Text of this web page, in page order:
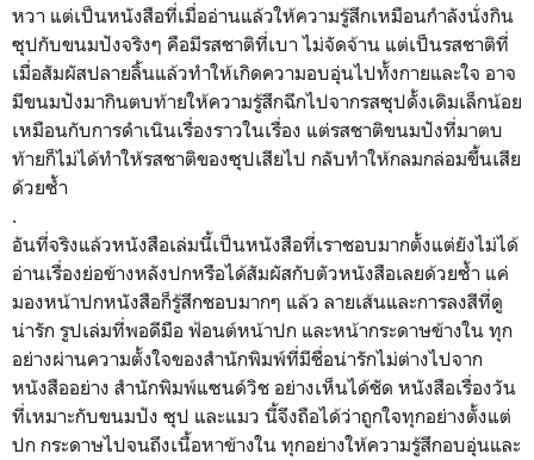
หวา แต่เป็นหนังสือที่เมื่ออ่านแล้วให้ความรู้สึกเหมือนกำลังนั่งกิน
ซุปกับขนมปังจริงๆ คือมีรสชาติที่เบา ไม่จัดจ้าน แต่เป็นรสชาติที่
เมื่อสัมผัสปลายลิ้นแล้วทำให้เกิดความอบอุ่นไปทั้งกายและใจ อาจ
มีขนมปังมากินตบท้ายให้ความรู้สึกฉีกไปจากรสซุปดั้งเดิมเล็กน้อย
เหมือนกับการดำเนินเรื่องราวในเรื่อง แต่รสชาติขนมปังที่มาตบ
ท้ายก็ไม่ได้ทำให้รสชาติของซุปเสียไป กลับทำให้กลมกล่อมขึ้นเสีย
ด้วยซ้ำ
.
อันที่จริงแล้วหนังสือเล่มนี้เป็นหนังสือที่เราชอบมากตั้งแต่ยังไม่ได้
อ่านเรื่องย่อข้างหลังปกหรือได้สัมผัสกับตัวหนังสือเลยด้วยซ้ำ แค่
มองหน้าปกหนังสือก็รู้สึกชอบมากๆ แล้ว ลายเส้นและการลงสีที่ดู
น่ารัก รูปเล่มที่พอดีมือ ฟ้อนต์หน้าปก และหน้ากระดาษข้างใน ทุก
อย่างผ่านความตั้งใจของสำนักพิมพ์ที่มีชื่อน่ารักไม่ต่างไปจาก
หนังสืออย่าง สำนักพิมพ์แซนด์วิช อย่างเห็นได้ชัด หนังสือเรื่องวัน
ที่เหมาะกับขนมปัง ซุป และแมว นี้จึงถือได้ว่าถูกใจทุกอย่างตั้งแต่
ปก กระดาษไปจนถึงเนื้อหาข้างใน ทุกอย่างให้ความรู้สึกอบอุ่นและ